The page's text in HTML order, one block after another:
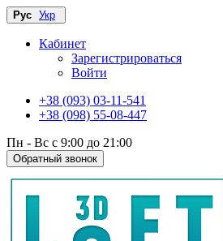
Рус Укр
Кабинет
Зарегистрироваться
Войти
+38 (093) 03-11-541
+38 (098) 55-08-447
Пн - Вс с 9:00 до 21:00
Обратный звонок